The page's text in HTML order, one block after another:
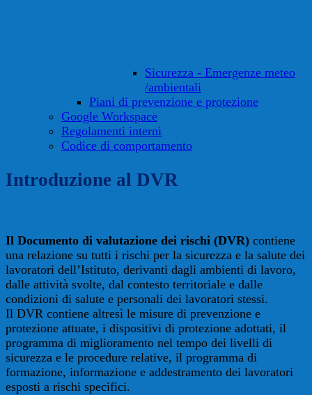
Sicurezza - Emergenze meteo
/ambientali
Piani di prevenzione e protezione
Google Workspace
Regolamenti interni
Codice di comportamento
Introduzione al DVR
Il Documento di valutazione dei rischi (DVR) contiene
una relazione su tutti i rischi per la sicurezza e la salute dei
lavoratori dell’Istituto, derivanti dagli ambienti di lavoro,
dalle attività svolte, dal contesto territoriale e dalle
condizioni di salute e personali dei lavoratori stessi.
Il DVR contiene altresì le misure di prevenzione e
protezione attuate, i dispositivi di protezione adottati, il
programma di miglioramento nel tempo dei livelli di
sicurezza e le procedure relative, il programma di
formazione, informazione e addestramento dei lavoratori
esposti a rischi specifici.